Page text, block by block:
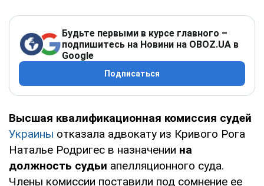
Будьте первыми в курсе главного –
подпишитесь на Новини на OBOZ.UA в
Google
Подписаться
Высшая квалификационная комиссия судей
Украины отказала адвокату из Кривого Рога
Наталье Родригес в назначении на
должность судьи апелляционного суда.
Члены комиссии поставили под сомнение ее